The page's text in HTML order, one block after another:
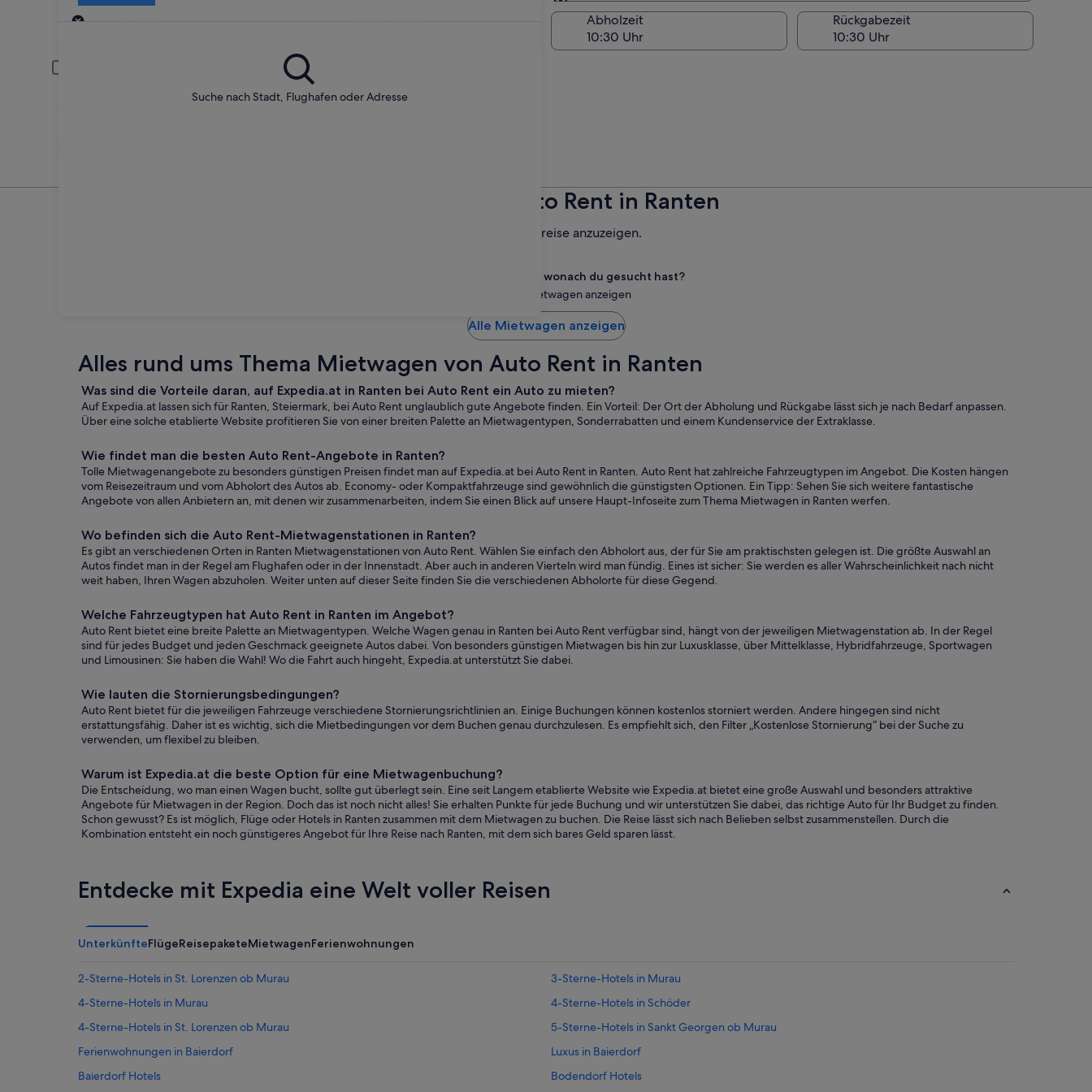
Suche nach Stadt, Flughafen oder Adresse
Abholort
Am Abholort
Abholzeit Rückgabezeit
Für jüngere oder ältere Fahrer fällt möglicherweise eine weitere Gebühr an.
Finde günstige Mietwagenangebote von Auto Rent in Ranten
* Die Preise wurden innerhalb der vergangenen 6 Tage. Klicke, um aktualisierte Preise anzuzeigen.
Hast du nicht gefunden, wonach du gesucht hast?
Ranten: Alle Mietwagen anzeigen
Alle Mietwagen anzeigen
Alles rund ums Thema Mietwagen von Auto Rent in Ranten
Was sind die Vorteile daran, auf Expedia.at in Ranten bei Auto Rent ein Auto zu mieten?
Auf Expedia.at lassen sich für Ranten, Steiermark, bei Auto Rent unglaublich gute Angebote finden. Ein Vorteil: Der Ort der Abholung und Rückgabe lässt sich je nach Bedarf anpassen.
Über eine solche etablierte Website profitieren Sie von einer breiten Palette an Mietwagentypen, Sonderrabatten und einem Kundenservice der Extraklasse.
Wie findet man die besten Auto Rent-Angebote in Ranten?
Tolle Mietwagenangebote zu besonders günstigen Preisen findet man auf Expedia.at bei Auto Rent in Ranten. Auto Rent hat zahlreiche Fahrzeugtypen im Angebot. Die Kosten hängen
vom Reisezeitraum und vom Abholort des Autos ab. Economy- oder Kompaktfahrzeuge sind gewöhnlich die günstigsten Optionen. Ein Tipp: Sehen Sie sich weitere fantastische
Angebote von allen Anbietern an, mit denen wir zusammenarbeiten, indem Sie einen Blick auf unsere Haupt-Infoseite zum Thema Mietwagen in Ranten werfen.
Wo befinden sich die Auto Rent-Mietwagenstationen in Ranten?
Es gibt an verschiedenen Orten in Ranten Mietwagenstationen von Auto Rent. Wählen Sie einfach den Abholort aus, der für Sie am praktischsten gelegen ist. Die größte Auswahl an
Autos findet man in der Regel am Flughafen oder in der Innenstadt. Aber auch in anderen Vierteln wird man fündig. Eines ist sicher: Sie werden es aller Wahrscheinlichkeit nach nicht
weit haben, Ihren Wagen abzuholen. Weiter unten auf dieser Seite finden Sie die verschiedenen Abholorte für diese Gegend.
Welche Fahrzeugtypen hat Auto Rent in Ranten im Angebot?
Auto Rent bietet eine breite Palette an Mietwagentypen. Welche Wagen genau in Ranten bei Auto Rent verfügbar sind, hängt von der jeweiligen Mietwagenstation ab. In der Regel
sind für jedes Budget und jeden Geschmack geeignete Autos dabei. Von besonders günstigen Mietwagen bis hin zur Luxusklasse, über Mittelklasse, Hybridfahrzeuge, Sportwagen
und Limousinen: Sie haben die Wahl! Wo die Fahrt auch hingeht, Expedia.at unterstützt Sie dabei.
Wie lauten die Stornierungsbedingungen?
Auto Rent bietet für die jeweiligen Fahrzeuge verschiedene Stornierungsrichtlinien an. Einige Buchungen können kostenlos storniert werden. Andere hingegen sind nicht
erstattungsfähig. Daher ist es wichtig, sich die Mietbedingungen vor dem Buchen genau durchzulesen. Es empfiehlt sich, den Filter „Kostenlose Stornierung“ bei der Suche zu
verwenden, um flexibel zu bleiben.
Warum ist Expedia.at die beste Option für eine Mietwagenbuchung?
Die Entscheidung, wo man einen Wagen bucht, sollte gut überlegt sein. Eine seit Langem etablierte Website wie Expedia.at bietet eine große Auswahl und besonders attraktive
Angebote für Mietwagen in der Region. Doch das ist noch nicht alles! Sie erhalten Punkte für jede Buchung und wir unterstützen Sie dabei, das richtige Auto für Ihr Budget zu finden.
Schon gewusst? Es ist möglich, Flüge oder Hotels in Ranten zusammen mit dem Mietwagen zu buchen. Die Reise lässt sich nach Belieben selbst zusammenstellen. Durch die
Kombination entsteht ein noch günstigeres Angebot für Ihre Reise nach Ranten, mit dem sich bares Geld sparen lässt.
Entdecke mit Expedia eine Welt voller Reisen
UnterkünfteFlügeReisepaketeMietwagenFerienwohnungen
2-Sterne-Hotels in St. Lorenzen ob Murau
3-Sterne-Hotels in Murau
4-Sterne-Hotels in Murau
4-Sterne-Hotels in Schöder
4-Sterne-Hotels in St. Lorenzen ob Murau
5-Sterne-Hotels in Sankt Georgen ob Murau
Ferienwohnungen in Baierdorf
Luxus in Baierdorf
Baierdorf Hotels
Bodendorf Hotels